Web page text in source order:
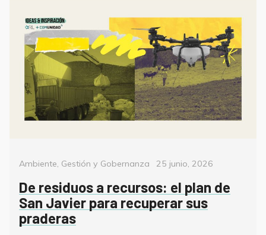
Categorías
Ambiente, Gestión y Gobernanza
Posted
25 junio, 2026
De residuos a recursos: el plan de
San Javier para recuperar sus
praderas